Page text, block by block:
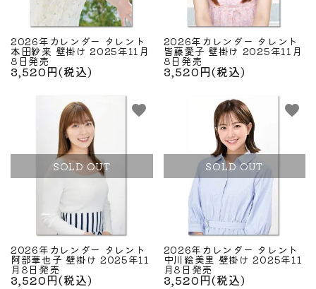
2026年カレンダー タレント
本田紗来 壁掛け 2025年11月
8日発売
3,520円(税込)
2026年カレンダー タレント
皆藤愛子 壁掛け 2025年11月
8日発売
3,520円(税込)
SOLD OUT
2026年カレンダー タレント
阿部華也子 壁掛け 2025年11
月8日発売
3,520円(税込)
favorite
SOLD OUT
2026年カレンダー タレント
中川絵美里 壁掛け 2025年11
月8日発売
3,520円(税込)
favorite